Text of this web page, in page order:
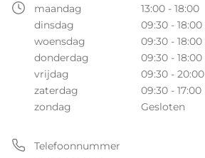
maandag
13:00 - 18:00
dinsdag
09:30 - 18:00
woensdag
09:30 - 18:00
donderdag
09:30 - 18:00
vrijdag
09:30 - 20:00
zaterdag
09:30 - 17:00
zondag
Gesloten
Telefoonnummer